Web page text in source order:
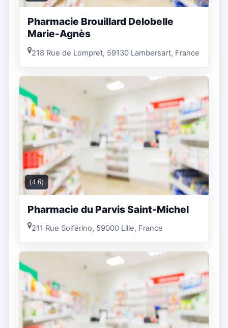
Pharmacie Brouillard Delobelle
Marie-Agnès
218 Rue de Lompret, 59130 Lambersart, France
(4.6)
Pharmacie du Parvis Saint-Michel
211 Rue Solférino, 59000 Lille, France